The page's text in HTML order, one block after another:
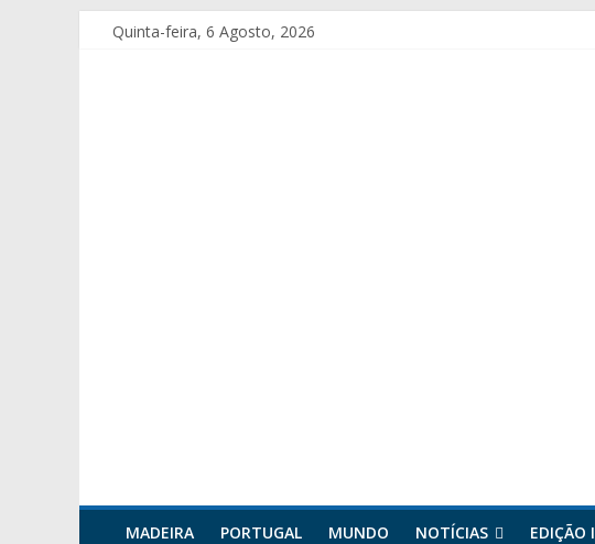
Quinta-feira, 6 Agosto, 2026
MADEIRA PORTUGAL MUNDO NOTÍCIAS EDIÇÃO